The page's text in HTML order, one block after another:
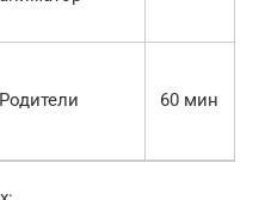
Родители 60 мин